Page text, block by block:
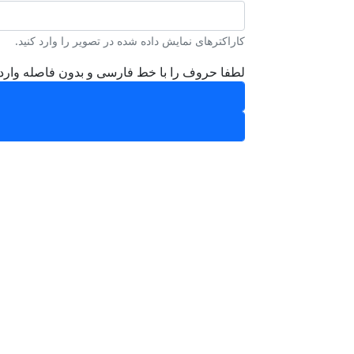
کاراکترهای نمایش داده شده در تصویر را وارد کنید.
لطفا حروف را با خط فارسی و بدون فاصله وارد